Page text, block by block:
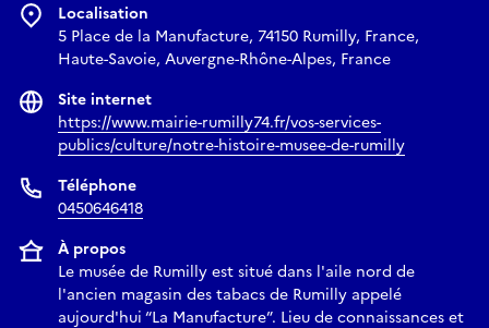
Localisation
5 Place de la Manufacture, 74150 Rumilly, France,
Haute-Savoie, Auvergne-Rhône-Alpes, France
Site internet
https://www.mairie-rumilly74.fr/vos-services-
publics/culture/notre-histoire-musee-de-rumilly
Téléphone
0450646418
À propos
Le musée de Rumilly est situé dans l'aile nord de
l'ancien magasin des tabacs de Rumilly appelé
aujourd'hui “La Manufacture”. Lieu de connaissances et